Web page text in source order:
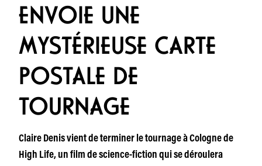
ENVOIE UNE
MYSTÉRIEUSE CARTE
POSTALE DE
TOURNAGE
Claire Denis vient de terminer le tournage à Cologne de
High Life, un film de science-fiction qui se déroulera